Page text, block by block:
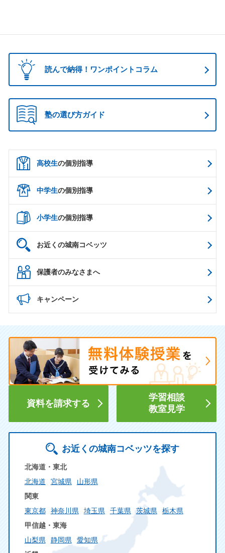
読んで納得！ワンポイントコラム
塾の選び方ガイド
高校生の個別指導
中学生の個別指導
小学生の個別指導
お近くの城南コベッツ
保護者のみなさまへ
キャンペーン
資料を請求する
学習相談
教室見学
お近くの城南コベッツを探す
北海道・東北
北海道
宮城県
山形県
関東
東京都
神奈川県 埼玉県 千葉県 茨城県
栃木県
甲信越・東海
山梨県
静岡県
愛知県